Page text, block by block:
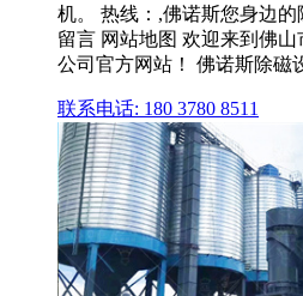
机。 热线：,佛诺斯您身边
留言 网站地图 欢迎来到佛
公司官方网站！ 佛诺斯除磁
联系电话: 180 3780 8511